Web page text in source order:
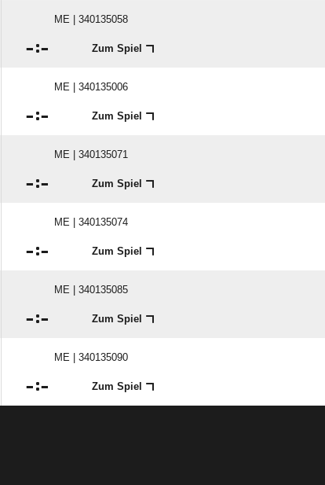
ME | 340135058
: Zum Spiel
ME | 340135006
: Zum Spiel
ME | 340135071
: Zum Spiel
ME | 340135074
: Zum Spiel
ME | 340135085
: Zum Spiel
ME | 340135090
: Zum Spiel